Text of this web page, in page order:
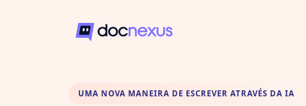
UMA NOVA MANEIRA DE ESCREVER ATRAVÉS DA IA